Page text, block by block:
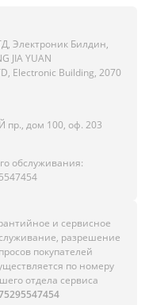
Электроник Билдин,
JIA YUAN
Electronic Building, 2070
дом 100, оф. 203
обслуживания:
и сервисное
разрешение
покупателей
по номеру
отдела сервиса